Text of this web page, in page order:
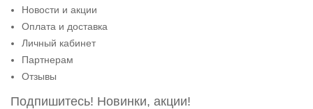
Новости и акции
Оплата и доставка
Личный кабинет
Партнерам
Отзывы
Подпишитесь! Новинки, акции!